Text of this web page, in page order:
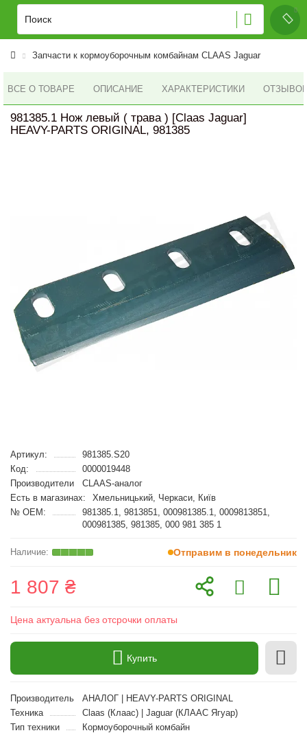
Запчасти к кормоуборочным комбайнам CLAAS Jaguar
ВСЕ О ТОВАРЕ ОПИСАНИЕ ХАРАКТЕРИСТИКИ ОТЗЫВОВ
981385.1 Нож левый ( трава ) [Claas Jaguar]
HEAVY-PARTS ORIGINAL, 981385
Артикул:
981385.S20
Код:
0000019448
Производители
CLAAS-аналог
Есть в магазинах:
Хмельницький, Черкаси, Київ
№ OEM:
981385.1, 9813851, 000981385.1, 0009813851,
000981385, 981385, 000 981 385 1
Отправим в понедельник
1 807 ₴
Цена актуальна без отсрочки оплаты
Купить
Производитель
АНАЛОГ | HEAVY-PARTS ORIGINAL
Техника
Claas (Клаас) | Jaguar (КЛААС Ягуар)
Тип техники
Кормоуборочный комбайн